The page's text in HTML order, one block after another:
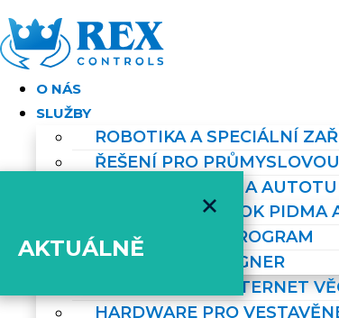
to
content
O NÁS
SLUŽBY
ROBOTIKA A SPECIÁLNÍ
ŘEŠENÍ PRO
ŘÍZENÍ PROCESŮ A
FUNKČNÍ BLOK PIDMA
TIATUNER PROGRAM
PID H∞ DESIGNER
PRŮMYSLOVÝ INTERNET
HARDWARE PRO
AKTUÁLNĚ